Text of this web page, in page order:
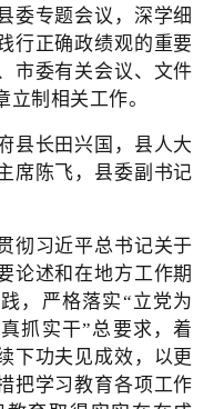
委专题会议， 深学细
行正确政绩观的重要
市委有关会议、文件
制相关工作。
长田兴国，县人大
席陈飞，县委副书记
彻习近平总书记关于
论述和在地方工作期
，严格落实“立党为
抓实干”总要求，着
下功夫见成效，以更
把学习教育各项工作